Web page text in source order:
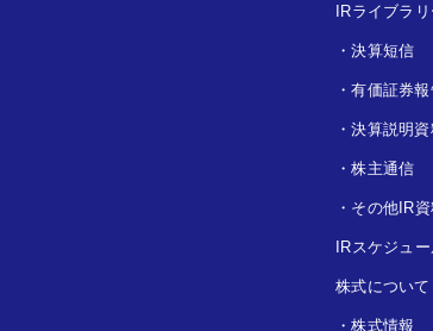
IRライブラリ
・決算短信
・有価証券
・決算説明資
・株主通信
・ その他IR
IRスケジュ
株式について
・株式情報